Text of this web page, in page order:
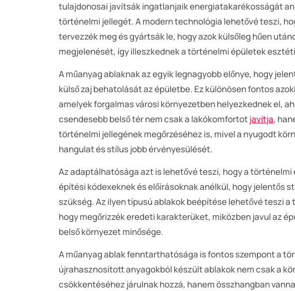
tulajdonosai javítsák ingatlanjaik energiatakarékosságát
történelmi jellegét. A modern technológia lehetővé teszi,
tervezzék meg és gyártsák le, hogy azok külsőleg hűen
megjelenését, így illeszkednek a történelmi épületek
A műanyag ablaknak az egyik legnagyobb előnye, hogy
külső zaj behatolását az épületbe. Ez különösen fontos
amelyek forgalmas városi környezetben helyezkednek el,
csendesebb belső tér nem csak a lakókomfortotjavítja,
történelmi jellegének megőrzéséhez is, mivel a nyugodt
hangulat és stílus jobb érvényesülését.
Az adaptálhatósága azt is lehetővé teszi, hogy a
építési kódexeknek és előírásoknak anélkül, hogy jelentős
szükség. Az ilyen típusú ablakok beépítése lehetővé teszi
hogy megőrizzék eredeti karakterüket, miközben javul az
belső környezet minősége.
A műanyag ablak fenntarthatósága is fontos szempont a
újrahasznosított anyagokból készült ablakok nem csak a
csökkentéséhez járulnak hozzá, hanem összhangban